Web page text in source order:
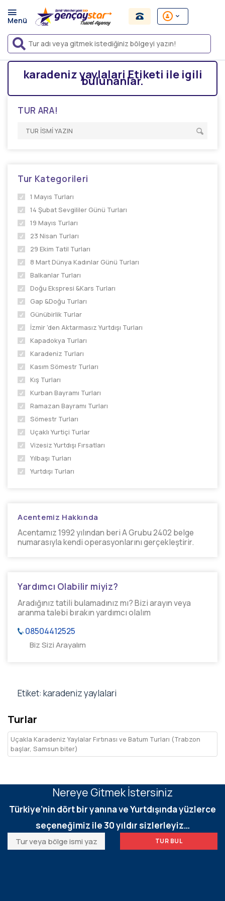
karadeniz yaylalari Etiketi ile igili
bulunanlar.
TUR ARA!
Tur Kategorileri
1 Mayıs Turları
14 Şubat Sevgililer Günü Turları
19 Mayıs Turları
23 Nisan Turları
29 Ekim Tatil Turları
8 Mart Dünya Kadınlar Günü Turları
Balkanlar Turları
Doğu Ekspresi &Kars Turları
Gap &Doğu Turları
Günübirlik Turlar
İzmir 'den Aktarmasız Yurtdışı Turları
Kapadokya Turları
Karadeniz Turları
Kasım Sömestr Turları
Kış Turları
Kurban Bayramı Turları
Ramazan Bayramı Turları
Sömestr Turları
Uçaklı Yurtiçi Turlar
Vizesiz Yurtdışı Fırsatları
Yılbaşı Turları
Yurtdışı Turları
Acentemiz Hakkında
Acentamız 1992 yılından beri A Grubu 2402 belge
numarasıyla kendi operasyonlarını gerçekleştirir.
Yardımcı Olabilir miyiz?
Aradığınız tatili bulamadınız mı? Bizi arayın veya
aranma talebi bırakın yardımcı olalım
08504412525
Biz Sizi Arayalım
Etiket: karadeniz yaylalari
Turlar
Uçakla Karadeniz Yaylalar Fırtınası ve Batum Turları (Trabzon
başlar, Samsun biter)
Nereye Gitmek İstersiniz
Türkiye’nin dört bir yanına ve Yurtdışında yüzlerce
seçeneğimiz ile 30 yıldır sizlerleyiz…
TUR BUL